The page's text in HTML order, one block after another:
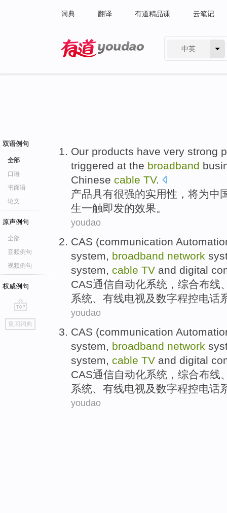
词典 翻译 有道精品课 云笔记
中英
双语例句
全部
口语
书面语
论文
原声例句
全部
音频例句
视频例句
权威例句
go
top
返回词典
Our products have very strong
triggered at the broadband
Chinese cable TV.
产品具有很强的实用性 ， 将为中
生一触即发的效果。
youdao
CAS (communication
system, broadband network
system, cable TV and digital
CAS通信自动化系统 ，综合布线
系统、 有线电视及数字程控电话
youdao
CAS (communication
system, broadband network
system, cable TV and digital
CAS通信自动化系统 ，综合布线
系统、 有线电视及数字程控电话
youdao